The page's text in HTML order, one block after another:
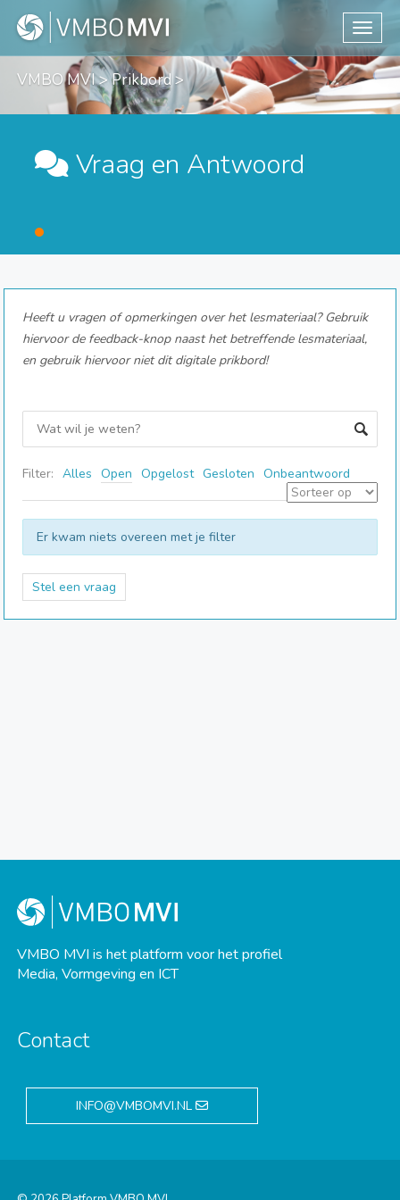
VMBO MVI>Prikbord>
Vraag en Antwoord
Heeft u vragen of opmerkingen over het lesmateriaal? Gebruik
hiervoor de feedback-knop naast het betreffende lesmateriaal,
en gebruik hiervoor niet dit digitale prikbord!
Filter: Alles Open Opgelost Gesloten Onbeantwoord
Er kwam niets overeen met je filter
Stel een vraag
VMBO MVI is het platform voor het profiel
Media, Vormgeving en ICT
Contact
INFO@VMBOMVI.NL